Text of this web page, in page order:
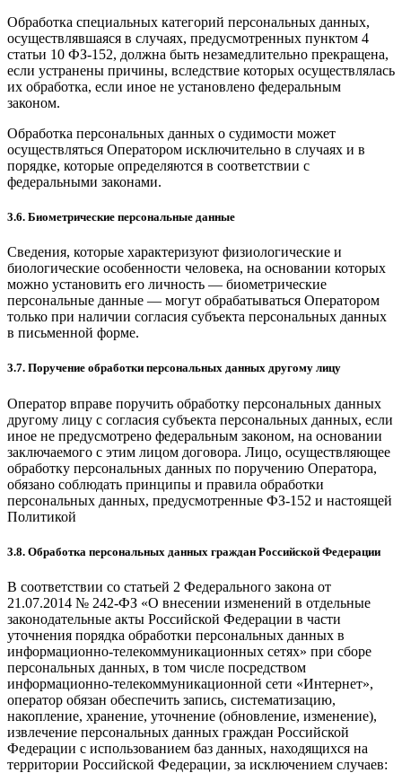
Обработка специальных категорий персональных данных,
осуществлявшаяся в случаях, предусмотренных пунктом 4
статьи 10 ФЗ-152, должна быть незамедлительно прекращена,
если устранены причины, вследствие которых осуществлялась
их обработка, если иное не установлено федеральным
законом.
Обработка персональных данных о судимости может
осуществляться Оператором исключительно в случаях и в
порядке, которые определяются в соответствии с
федеральными законами.
3.6. Биометрические персональные данные
Сведения, которые характеризуют физиологические и
биологические особенности человека, на основании которых
можно установить его личность — биометрические
персональные данные — могут обрабатываться Оператором
только при наличии согласия субъекта персональных данных
в письменной форме.
3.7. Поручение обработки персональных данных другому лицу
Оператор вправе поручить обработку персональных данных
другому лицу с согласия субъекта персональных данных, если
иное не предусмотрено федеральным законом, на основании
заключаемого с этим лицом договора. Лицо, осуществляющее
обработку персональных данных по поручению Оператора,
обязано соблюдать принципы и правила обработки
персональных данных, предусмотренные ФЗ-152 и настоящей
Политикой
3.8. Обработка персональных данных граждан Российской Федерации
В соответствии со статьей 2 Федерального закона от
21.07.2014 № 242-ФЗ «О внесении изменений в отдельные
законодательные акты Российской Федерации в части
уточнения порядка обработки персональных данных в
информационно-телекоммуникационных сетях» при сборе
персональных данных, в том числе посредством
информационно-телекоммуникационной сети «Интернет»,
оператор обязан обеспечить запись, систематизацию,
накопление, хранение, уточнение (обновление, изменение),
извлечение персональных данных граждан Российской
Федерации с использованием баз данных, находящихся на
территории Российской Федерации, за исключением случаев: